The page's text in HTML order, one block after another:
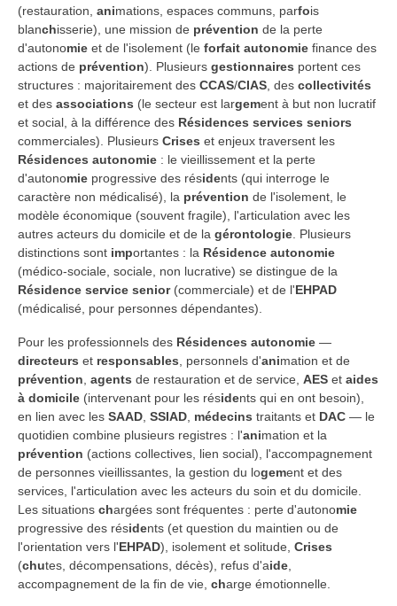
(restauration, animations, espaces communs, parfois
blanchisserie), une mission de prévention de la perte
d'autonomie et de l'isolement (le forfait autonomie finance des
actions de prévention). Plusieurs gestionnaires portent ces
structures : majoritairement des CCAS/CIAS , des collectivités
et des associations (le secteur est largement à but non lucratif
et social, à la différence des Résidences services seniors
commerciales). Plusieurs Crises et enjeux traversent les
Résidences autonomie : le vieillissement et la perte
d'autonomie progressive des résidents (qui interroge le
caractère non médicalisé), la prévention de l'isolement, le
modèle économique (souvent fragile), l'articulation avec les
autres acteurs du domicile et de la gérontologie . Plusieurs
distinctions sont importantes : la Résidence autonomie
(médico-sociale, sociale, non lucrative) se distingue de la
Résidence service senior(commerciale) et de l'EHPAD
(médicalisé, pour personnes dépendantes).
Pour les professionnels des Résidences autonomie —
directeurs et responsables , personnels d'animation et de
prévention agents de restauration et de service, AES et aides
à domicile (intervenant pour les résidents qui en ont besoin),
en lien avec les SAAD SSIAD médecins traitants et DAC — le
quotidien combine plusieurs registres : l'animation et la
prévention (actions collectives, lien social), l'accompagnement
de personnes vieillissantes, la gestion du logement et des
services, l'articulation avec les acteurs du soin et du domicile.
Les situations chargées sont fréquentes : perte d'autonomie
progressive des résidents (et question du maintien ou de
l'orientation vers l'EHPAD), isolement et solitude, Crises
(chutes, décompensations, décès), refus d'aide
accompagnement de la fin de vie, charge émotionnelle.